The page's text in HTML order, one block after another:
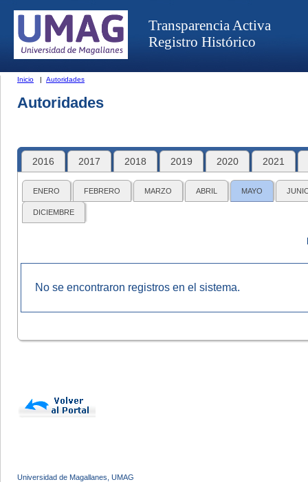
Transparencia Activa
Registro Histórico
Inicio | Autoridades
Autoridades
2016 2017 2018 2019 2020 2021
ENERO FEBRERO MARZO ABRIL MAYO
DICIEMBRE
No se encontraron registros en el sistema.
Universidad de Magallanes, UMAG